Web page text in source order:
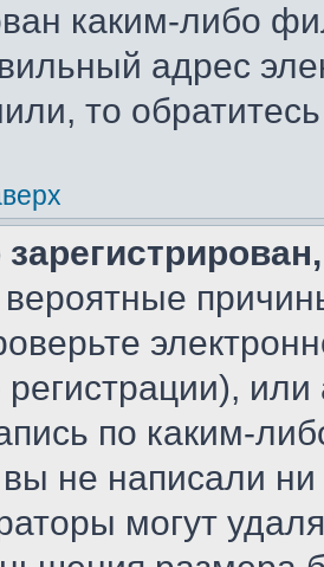
каким-либо
адрес
то
по каким-
не написали
могут